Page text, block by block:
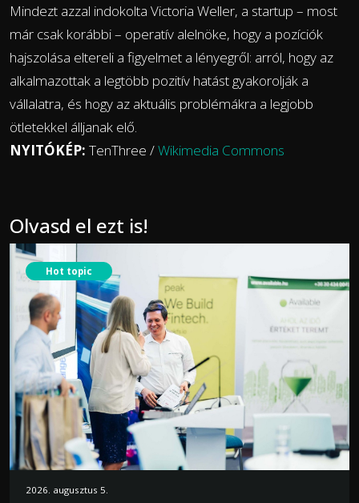
Mindezt azzal indokolta Victoria Weller, a startup – most
már csak korábbi – operatív alelnöke, hogy a pozíciók
hajszolása eltereli a figyelmet a lényegről: arról, hogy az
alkalmazottak a legtöbb pozitív hatást gyakorolják a
vállalatra, és hogy az aktuális problémákra a legjobb
ötletekkel álljanak elő.
NYITÓKÉP: TenThree /Wikimedia Commons
Olvasd el ezt is!
Hot topic
2026. augusztus 5.